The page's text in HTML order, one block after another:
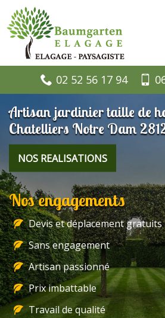
02 52 56 17 94
Artisan jardinier taille de
Chatelliers Notre Dam
NOS REALISATIONS
Nos engagements
Devis et déplacement gratuits
Sans engagement
Artisan passionné
Prix imbattable
Travail de qualité